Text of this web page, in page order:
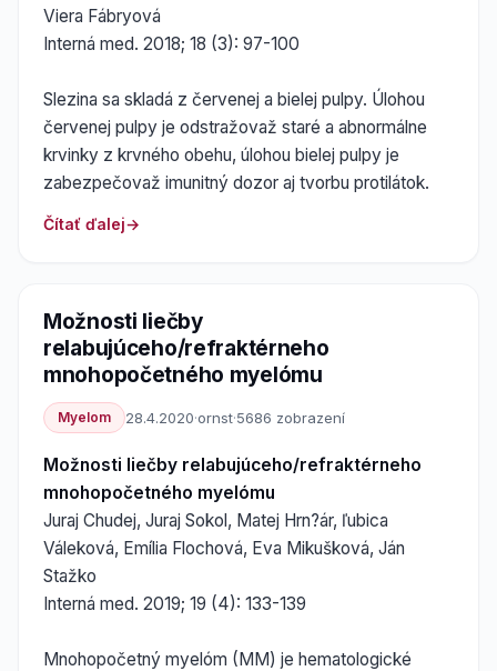
Viera Fábryová
Interná med. 2018; 18 (3): 97-100
Slezina sa skladá z červenej a bielej pulpy. Úlohou
červenej pulpy je odstražovaž staré a abnormálne
krvinky z krvného obehu, úlohou bielej pulpy je
zabezpečovaž imunitný dozor aj tvorbu protilátok.
Čítať ďalej
Možnosti liečby
relabujúceho/refraktérneho
mnohopočetného myelómu
Myelom 28.4.2020·ornst·5686 zobrazení
Možnosti liečby relabujúceho/refraktérneho
mnohopočetného myelómu
Juraj Chudej, Juraj Sokol, Matej Hrn?ár, ľubica
Váleková, Emília Flochová, Eva Mikušková, Ján
Stažko
Interná med. 2019; 19 (4): 133-139
Mnohopočetný myelóm (MM) je hematologické